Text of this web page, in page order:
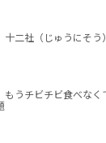
十二社（じゅうにそ
もうチビチビ食べな